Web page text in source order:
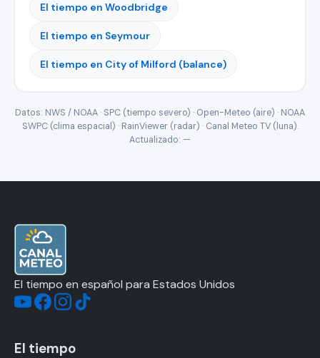
El tiempo en Woodbridge
El tiempo en Seymour
El tiempo en City of Milford (balance)
Datos: NWS / NOAA · SPC (tiempo severo) · Open-Meteo (aire) · NOAA
SWPC (clima espacial) · RainViewer (radar) · Canal Meteo TV (luna).
Actualizado: —
El tiempo en español para Estados Unidos
El tiempo